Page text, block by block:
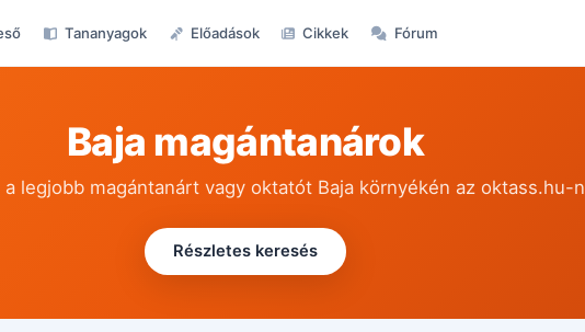
Tananyagok Előadások Cikkek Fórum
Baja magántanárok
a legjobb magántanárt vagy oktatót Baja környékén az oktass.hu-n
Részletes keresés